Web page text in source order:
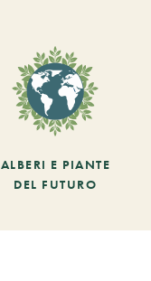
ALBERI E PIANTE
DEL FUTURO